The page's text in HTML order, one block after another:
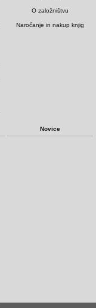
O založništvu
Naročanje in nakup knjig
Novice